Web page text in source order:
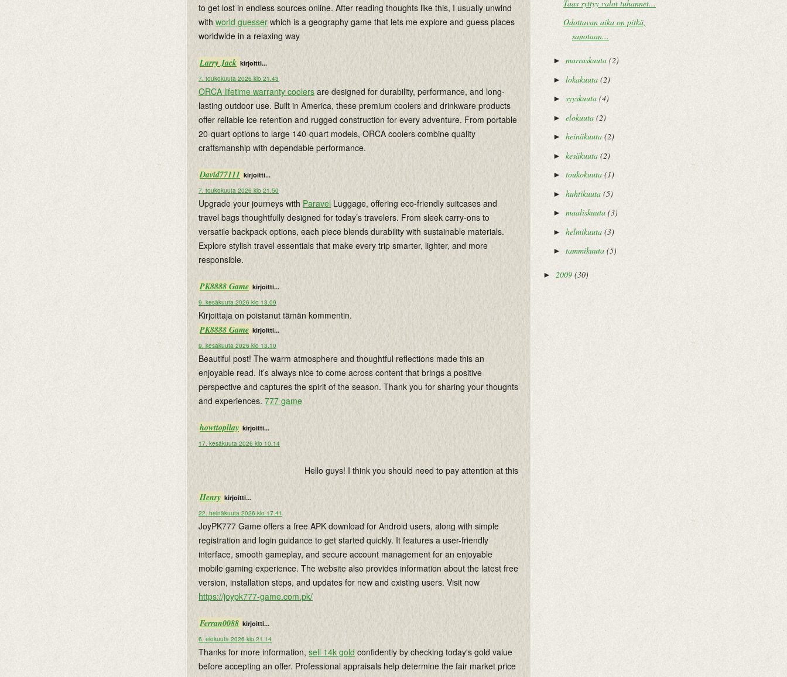
to get lost in endless sources online. After reading thoughts like this, I usually unwind
with world guesser which is a geography game that lets me explore and guess places
worldwide in a relaxing way
Larry Jack kirjoitti...
7. toukokuuta 2026 klo 21.43
ORCA lifetime warranty coolers are designed for durability, performance, and long-
lasting outdoor use. Built in America, these premium coolers and drinkware products
offer reliable ice retention and rugged construction for every adventure. From portable
20-quart options to large 140-quart models, ORCA coolers combine quality
craftsmanship with dependable performance.
David77111 kirjoitti...
7. toukokuuta 2026 klo 21.50
Upgrade your journeys with Paravel Luggage, offering eco-friendly suitcases and
travel bags thoughtfully designed for today’s travelers. From sleek carry-ons to
versatile backpack options, each piece blends durability with sustainable materials.
Explore stylish travel essentials that make every trip smarter, lighter, and more
responsible.
PK8888 Game kirjoitti...
9. kesäkuuta 2026 klo 13.09
Kirjoittaja on poistanut tämän kommentin.
PK8888 Game kirjoitti...
9. kesäkuuta 2026 klo 13.10
Beautiful post! The warm atmosphere and thoughtful reflections made this an
enjoyable read. It’s always nice to come across content that brings a positive
perspective and captures the spirit of the season. Thank you for sharing your thoughts
and experiences. 777 game
howttopllay kirjoitti...
17. kesäkuuta 2026 klo 10.14
Hello guys! I think you should need to pay attention at this
Henry kirjoitti...
22. heinäkuuta 2026 klo 17.41
JoyPK777 Game offers a free APK download for Android users, along with simple
registration and login guidance to get started quickly. It features a user-friendly
interface, smooth gameplay, and secure account management for an enjoyable
mobile gaming experience. The website also provides information about the latest free
version, installation steps, and updates for new and existing users. Visit now
https://joypk777-game.com.pk/
Ferran0088 kirjoitti...
6. elokuuta 2026 klo 21.14
Thanks for more information, sell 14k gold confidently by checking today's gold value
before accepting an offer. Professional appraisals help determine the fair market price
Taas syttyy valot tuhannet...
Odottavan aika on pitkä,
sanotaan...
► marraskuuta (2)
► lokakuuta (2)
► syyskuuta (4)
► elokuuta (2)
► heinäkuuta (2)
► kesäkuuta (2)
► toukokuuta (1)
► huhtikuuta (5)
► maaliskuuta (3)
► helmikuuta (3)
► tammikuuta (5)
► 2009 (30)